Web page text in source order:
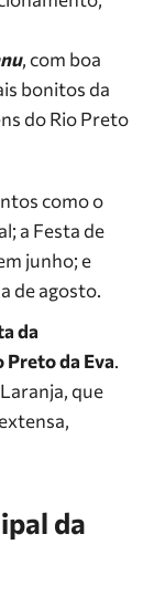
, com boa
bonitos da
do Rio Preto
como o
a Festa de
junho; e
de agosto.
da
Preto da Eva.
que
da